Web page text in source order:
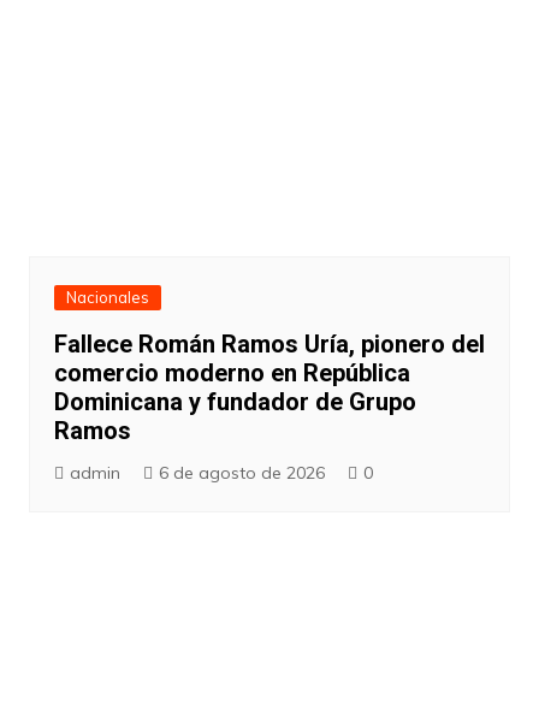
Nacionales
Fallece Román Ramos Uría, pionero del
comercio moderno en República
Dominicana y fundador de Grupo
Ramos
admin 6 de agosto de 2026 0